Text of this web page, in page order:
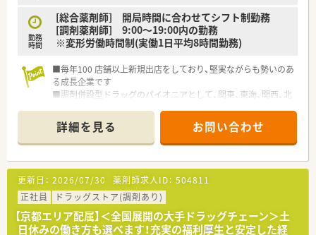
勤務
時間
[総合薬剤師] 開局時間に合わせてシフト制勤務
[調剤薬剤師] 9:00～19:00内の勤務
※変形労働時間制(実働1日平均8時間勤務)
■毎年100 店舗以上新規出店をしており、堅実ながらも勢いのあ
る成長企業です
■調剤併設型ドラッグのパイオニアとして、関東、東海、関西、北
■研修制度は様々なプランがあり、集合研修だけでなく任意で受
講可能な研修も幅広く用意されています
■店舗で活躍する従業員、社外で活躍する従業員、将来経営幹部
となる従業員など、薬剤師として様々な活躍ができるフィールド
を用意されています
■総合薬剤師・調剤薬剤師（土日休み・19時までの勤務）どちらか
の働き方を選択できます
■調剤併設型だけでなく「医療モール・クリニック併設店舗」「敷
地内薬局」「訪問調剤特化型店舗」など様々な店舗を運営してい
詳細を見る お問い合わせ
更新日： 2026/07/30 薬剤師求人ID： 504811
正社員
ドラッグストア(調剤あり)
【京都エリア配属】＜全国展開の大手ドラッグチェーン＞土
日休みの働き方も選べます！充実の福利厚生と安定した経